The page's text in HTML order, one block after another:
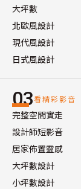
大坪數
北歐風設計
現代風設計
日式風設計
03看精彩影音
完整空間實走
設計師短影音
居家佈置靈感
大坪數設計
小坪數設計